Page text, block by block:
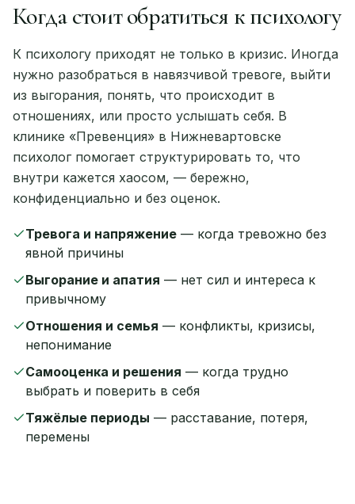
Когда стоит обратиться к психологу
К психологу приходят не только в кризис. Иногда
нужно разобраться в навязчивой тревоге, выйти
из выгорания, понять, что происходит в
отношениях, или просто услышать себя. В
клинике «Превенция» в Нижневартовске
психолог помогает структурировать то, что
внутри кажется хаосом, — бережно,
конфиденциально и без оценок.
Тревога и напряжение — когда тревожно без
явной причины
Выгорание и апатия — нет сил и интереса к
привычному
Отношения и семья — конфликты, кризисы,
непонимание
Самооценка и решения — когда трудно
выбрать и поверить в себя
Тяжёлые периоды — расставание, потеря,
перемены